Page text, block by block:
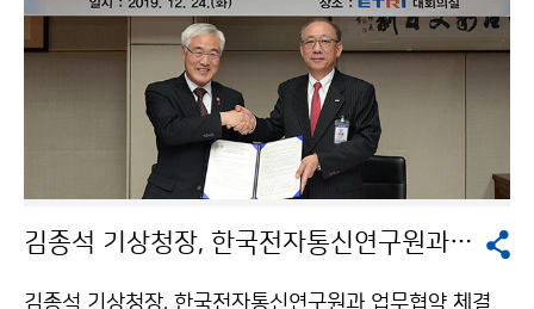
김종석 기상청장, 한국전자통신연구원과 업무협약 체결
김종석 기상청장, 한국전자통신연구원과 업무협약 체결